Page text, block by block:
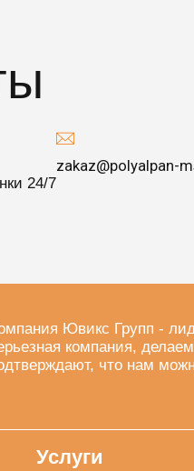
24/7
zakaz@polyalpan-
Ювикс Групп -
компания,
что нам
Услуги